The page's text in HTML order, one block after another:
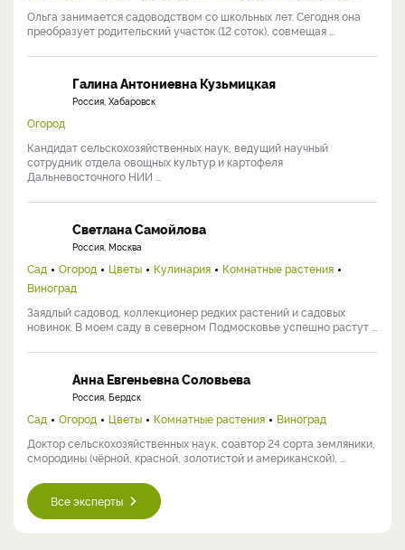
Ольга занимается садоводством со школьных лет. Сегодня она
преобразует родительский участок (12 соток), совмещая ...
Галина Антониевна Кузьмицкая
Россия, Хабаровск
Огород
Кандидат сельскохозяйственных наук, ведущий научный
сотрудник отдела овощных культур и картофеля
Дальневосточного НИИ ...
Светлана Самойлова
Россия, Москва
Сад Огород Цветы Кулинария
Комнатные растения
Виноград
Заядлый садовод, коллекционер редких растений и садовых
новинок. В моем саду в северном Подмосковье успешно растут ...
Анна Евгеньевна Соловьева
Россия, Бердск
Сад Огород Цветы Комнатные растения
Виноград
Доктор сельскохозяйственных наук, соавтор 24 сорта земляники,
смородины (чёрной, красной, золотистой и американской), ...
Все эксперты